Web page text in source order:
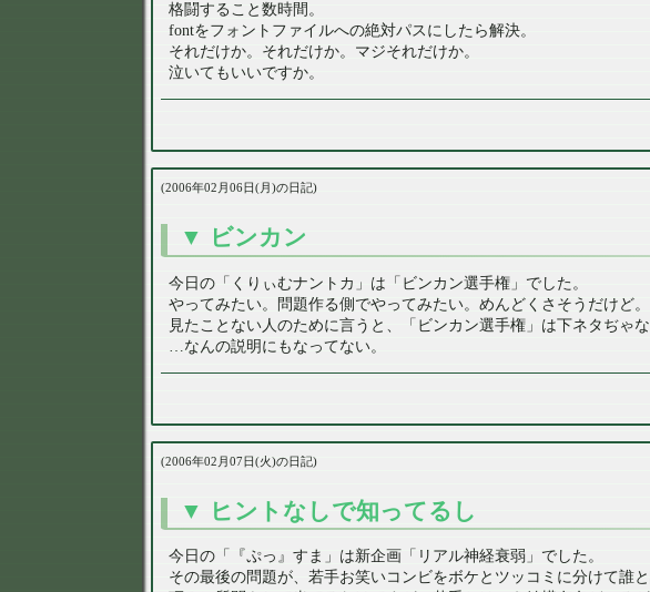
格闘すること数時間。
fontをフォントファイルへの絶対パスにしたら解決。
それだけか。それだけか。マジそれだけか。
泣いてもいいですか。
2006年02月06日(月)の日記
ビンカン
今日の「くりぃむナントカ」は「ビンカン選手権」でした。
やってみたい。問題作る側でやってみたい。めんどくさそうだけど。
見たことない人のために言うと、「ビンカン選手権」は下ネタぢゃな
…なんの説明にもなってない。
2006年02月07日(火)の日記
ヒントなしで知ってるし
今日の「『ぷっ』すま」は新企画「リアル神経衰弱」でした。
その最後の問題が、若手お笑いコンビをボケとツッコミに分けて誰